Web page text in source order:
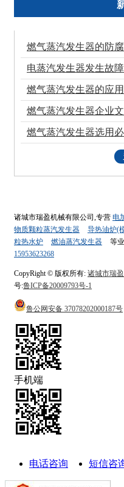
燃气蒸汽发生器的防
电蒸汽发生器发生故
燃气蒸汽发生器的应
燃气蒸汽发生器企业
燃气蒸汽发生器选用
诸城市瑞盈机械有限公司,专营 电
物质颗粒蒸汽发生器
导热油炉(
粒热水炉
燃油蒸汽发生器
等
15953623268
CopyRight © 版权所有: 诸城市瑞
号:鲁ICP备20009793号-1
鲁公网安备 37078202000187号
手机端
电话咨询 短信咨